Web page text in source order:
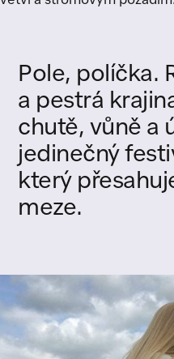
Pole, políčka.
a pestrá
chutě, vůně a
jedinečný
který
meze.